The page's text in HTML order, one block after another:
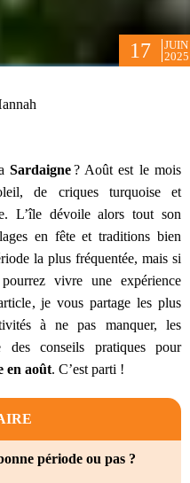
17
JUIN
2025
Sardaigne? Août est le mois
de criques turquoise et
L’île dévoile alors tout son
en fête et traditions bien
la plus fréquentée, mais si
vivre une expérience
je vous partage les plus
à ne pas manquer, les
des conseils pratiques pour
en août. C’est parti !
période ou pas ?